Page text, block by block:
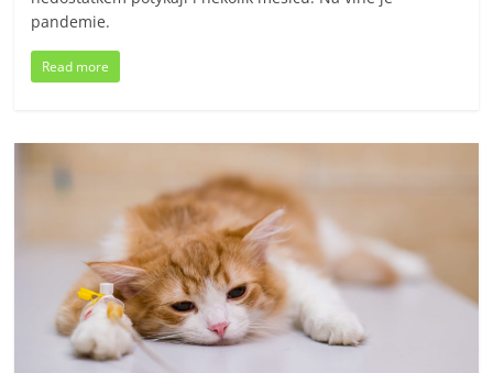
pandemie.
Read more